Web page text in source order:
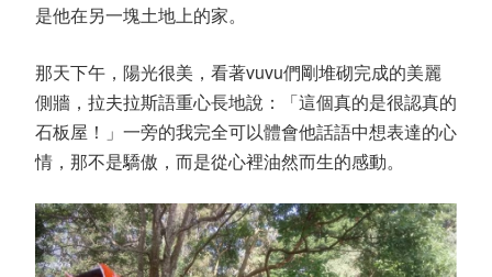
是他在另一塊土地上的家。
那天下午，陽光很美，看著vuvu們剛堆砌完成的美麗
側牆，拉夫拉斯語重心長地說：「這個真的是很認真的
石板屋！」一旁的我完全可以體會他話語中想表達的心
情，那不是驕傲，而是從心裡油然而生的感動。